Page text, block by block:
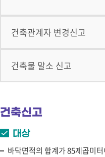
건축관계자 변경신고
건축물 말소 신고
건축신고
대상
바닥면적의 합계가 85제곱미